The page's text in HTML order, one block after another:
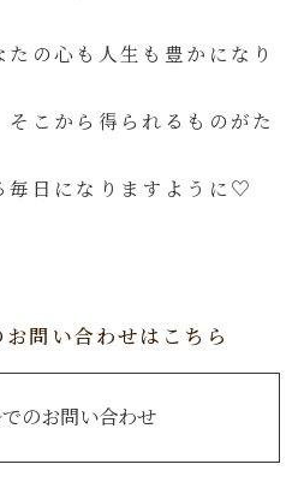
の心も人生も豊かになり
こから得られるものがた
毎日になりますように♡
問い合わせはこちら
のお問い合わせ